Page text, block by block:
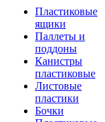
Пластиковые
ящики
Паллеты и
поддоны
Канистры
пластиковые
Листовые
пластики
Бочки